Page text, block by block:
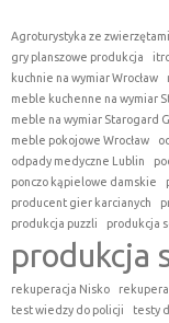
Agroturystyka ze
gry planszowe produkcja
kuchnie na wymiar Wrocław
meble kuchenne na wymiar
meble na wymiar Starogard
meble pokojowe Wrocław
odpady medyczne Lublin
ponczo kąpielowe damskie
producent gier karcianych
produkcja puzzli
produkcja
produkcja
rekuperacja Nisko
test wiedzy do policji
testy